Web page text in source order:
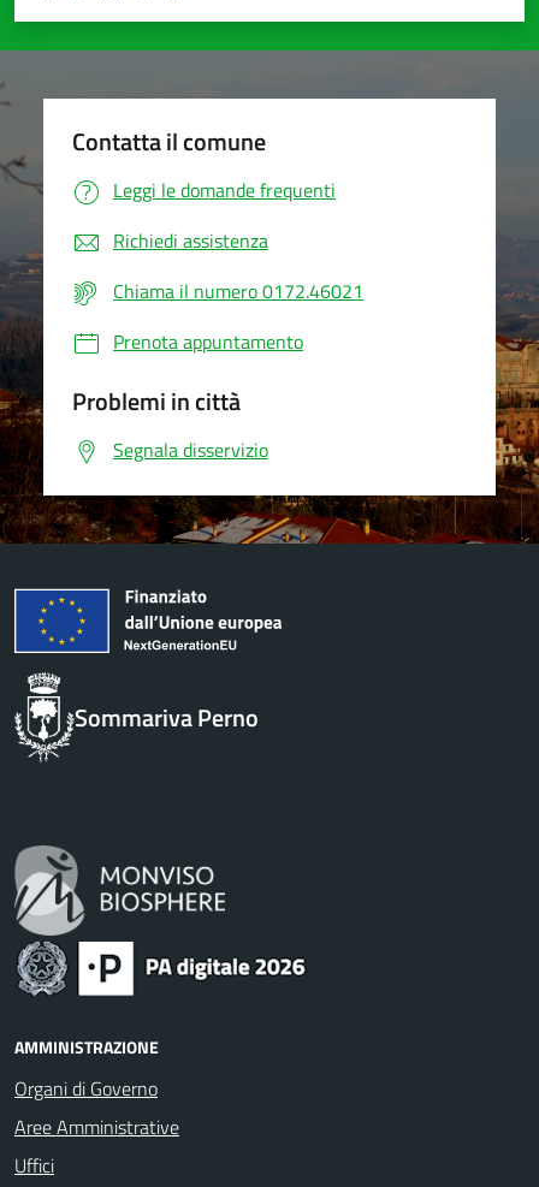
Valuta 5 stelle su 5
Valuta 4 stelle su 5
Valuta 3 stelle su 5
Valuta 2 stelle su 5
Valuta 1 stelle su 5
Contatta il comune
Leggi le domande frequenti
Richiedi assistenza
Chiama il numero 0172.46021
Prenota appuntamento
Problemi in città
Segnala disservizio
Sommariva Perno
AMMINISTRAZIONE
Organi di Governo
Aree Amministrative
Uffici